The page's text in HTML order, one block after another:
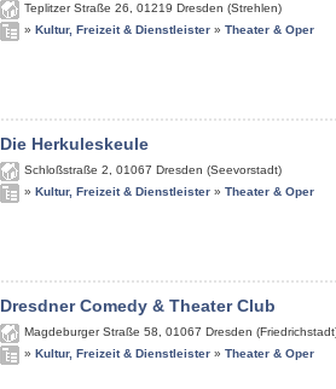
Teplitzer Straße 26 01219 Dresden (Strehlen)
» Kultur, Freizeit & Dienstleister » Theater & Oper
Die Herkuleskeule
Schloßstraße 2 01067 Dresden (Seevorstadt)
» Kultur, Freizeit & Dienstleister » Theater & Oper
Dresdner Comedy & Theater Club
Magdeburger Straße 58 01067 Dresden
» Kultur, Freizeit & Dienstleister » Theater & Oper